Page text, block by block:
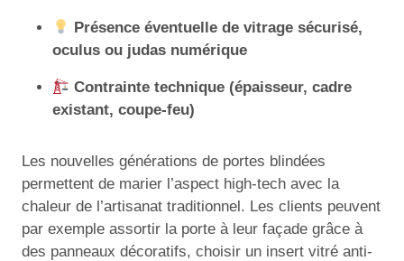
Présence éventuelle de vitrage sécurisé,
oculus ou judas numérique
Contrainte technique (épaisseur, cadre
existant, coupe-feu)
Les nouvelles générations de portes blindées
permettent de marier l’aspect high-tech avec la
chaleur de l’artisanat traditionnel. Les clients peuvent
par exemple assortir la porte à leur façade grâce à
des panneaux décoratifs, choisir un insert vitré anti-